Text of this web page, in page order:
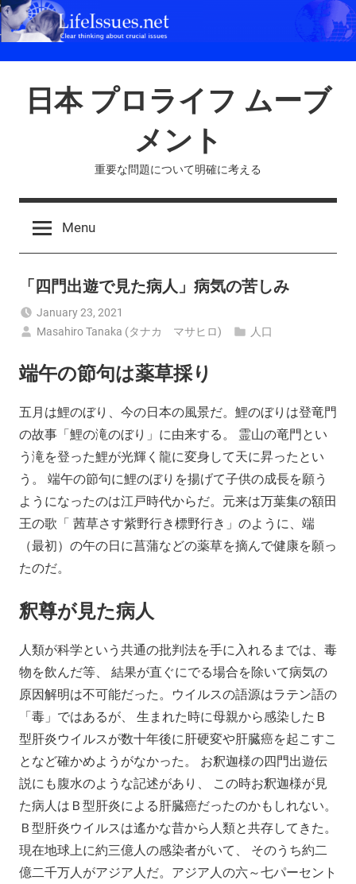
Skip
to
日本 プロライフ ムーブ
メント
重要な問題について明確に考える
Menu
「四門出遊で見た病人」病気の苦しみ
January 23, 2021
Masahiro Tanaka (タナカ マサヒロ)
人口
端午の節句は薬草採り
五月は鯉のぼり、今の日本の風景だ。鯉のぼりは登竜門
の故事「鯉の滝のぼり」に由来する。 霊山の竜門とい
う滝を登った鯉が光輝く龍に変身して天に昇ったとい
う。 端午の節句に鯉のぼりを揚げて子供の成長を願う
ようになったのは江戸時代からだ。元来は万葉集の額田
王の歌「 茜草さす紫野行き標野行き」のように、端
（最初）の午の日に菖蒲などの薬草を摘んで健康を願っ
たのだ。
釈尊が見た病人
人類が科学という共通の批判法を手に入れるまでは、毒
物を飲んだ等、 結果が直ぐにでる場合を除いて病気の
原因解明は不可能だった。ウイルスの語源はラテン語の
「毒」ではあるが、 生まれた時に母親から感染したＢ
型肝炎ウイルスが数十年後に肝硬変や肝臓癌を起こすこ
となど確かめようがなかった。 お釈迦様の四門出遊伝
説にも腹水のような記述があり、 この時お釈迦様が見
た病人はＢ型肝炎による肝臓癌だったのかもしれない。
Ｂ型肝炎ウイルスは遙かな昔から人類と共存してきた。
現在地球上に約三億人の感染者がいて、 そのうち約二
億二千万人がアジア人だ。アジア人の六～七パーセント